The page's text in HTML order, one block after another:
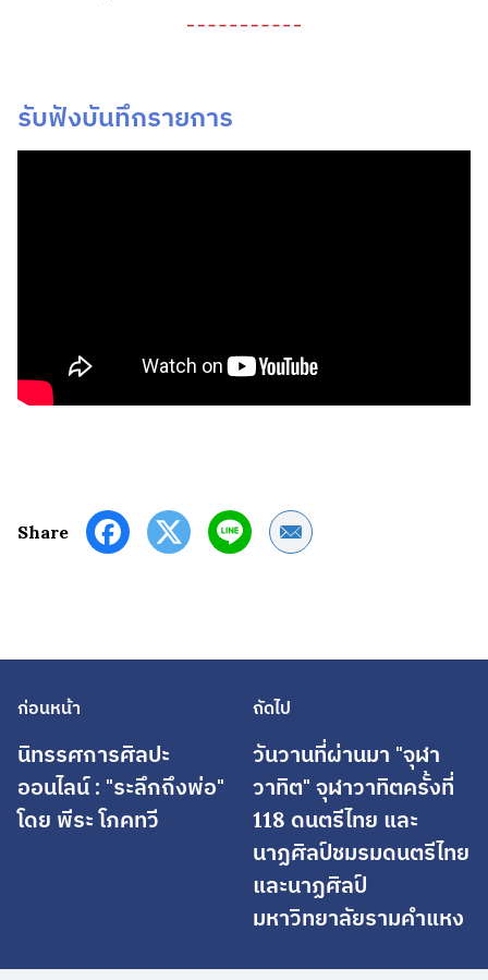
รับฟังบันทึกรายการ
Share Share by Email
ก่อนหน้า
นิทรรศการศิลปะ
ออนไลน์ : "ระลึกถึงพ่อ"
โดย พีระ โภคทวี
ถัดไป
วันวานที่ผ่านมา "จุฬา
วาทิต" จุฬาวาทิตครั้งที่
118 ดนตรีไทย และ
นาฏศิลป์ชมรมดนตรีไทย
และนาฏศิลป์
มหาวิทยาลัยรามคำแหง